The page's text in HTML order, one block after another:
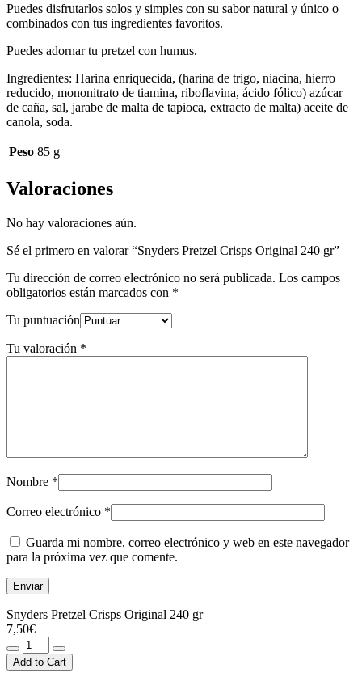
Puedes disfrutarlos solos y simples con su sabor natural y único o
combinados con tus ingredientes favoritos.
Puedes adornar tu pretzel con humus.
Ingredientes: Harina enriquecida, (harina de trigo, niacina, hierro
reducido, mononitrato de tiamina, riboflavina, ácido fólico) azúcar
de caña, sal, jarabe de malta de tapioca, extracto de malta) aceite de
canola, soda.
Peso 85 g
Valoraciones
No hay valoraciones aún.
Sé el primero en valorar “Snyders Pretzel Crisps Original 240 gr”
Tu dirección de correo electrónico no será publicada. Los campos
obligatorios están marcados con *
Tu puntuación
Tu valoración *
Nombre *
Correo electrónico *
Guarda mi nombre, correo electrónico y web en este navegador
para la próxima vez que comente.
Snyders Pretzel Crisps Original 240 gr
7,50€
Snyders
Pretzel
Crisps
Add to Cart